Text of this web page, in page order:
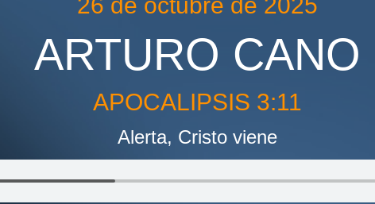
ARTURO CANO
APOCALIPSIS 3:11
Alerta, Cristo viene